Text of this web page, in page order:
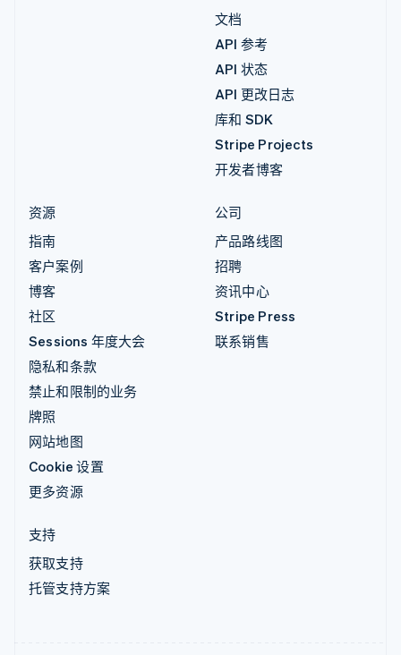
文档
API 参考
API 状态
API 更改日志
库和 SDK
Stripe Projects
开发者博客
资源
指南
客户案例
博客
社区
Sessions 年度大会
隐私和条款
禁止和限制的业务
牌照
网站地图
Cookie 设置
更多资源
公司
产品路线图
招聘
资讯中心
Stripe Press
联系销售
支持
获取支持
托管支持方案